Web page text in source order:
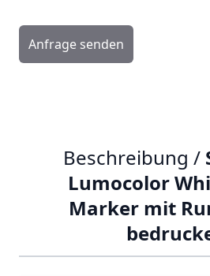
Anfrage senden
Beschreibung /
Lumocolor
Marker mit